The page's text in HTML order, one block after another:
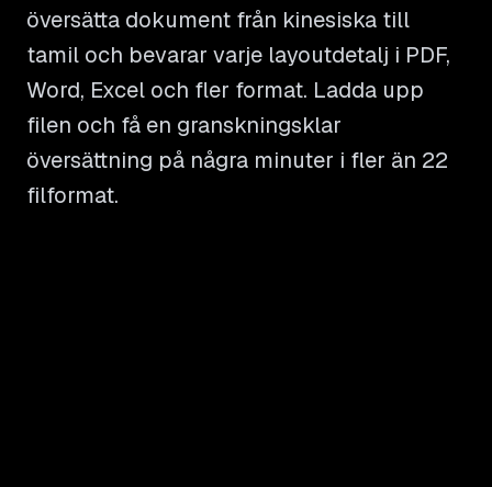
översätta dokument från kinesiska till
tamil och bevarar varje layoutdetalj i PDF,
Word, Excel och fler format. Ladda upp
filen och få en granskningsklar
översättning på några minuter i fler än 22
filformat.